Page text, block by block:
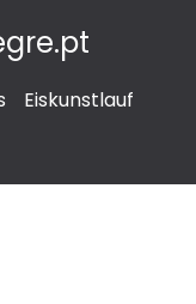
Eiskunstlauf